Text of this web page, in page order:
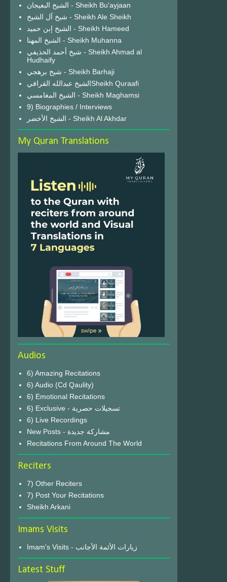
الشيخ البعيجان - Sheikh Bu'ayjaan
شيخ آل الشيخ - Sheikh Ale Sheikh
الشيخ إبن حميد - Sheikh Hameed
الشيخ المهنا - Sheikh Muhanna
شيخ أحمد الحذيفي - Sheikh Ahmad al
Hudhaify
شيخ برهجي - Sheikh Barhaji
الشيخ عبدالله القرافيSheikh Quraafi
الشيخ المغامسي - Sheikh Maghamsi
9) Biographies / Interviews
الشيخ الأخضر - Sheikh Al Akhdar
My Quran Translations
Audios
6) Amazing Recitations
6) Audio (Cd Qaulity)
6) Emotional Recitations
6) Exclusive - تسجيلات حصرية
6) Live Recordings
New Posts - مشاركة جديدة
Recitations From Around The World
Reciters
7) Other Reciters
7) Post Your Recitations
Sheikh Arkani
Imams Visits
Imam's Visits - زيارات الأئمة الأجانب
Latest Stuff